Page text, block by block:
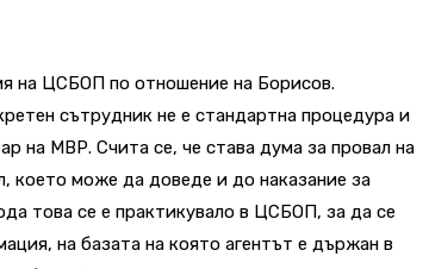
на ЦСБОП по отношение на Борисов.
сътрудник не е стандартна процедура и
на МВР. Счита се, че става дума за провал на
което може да доведе и до наказание за
това се е практикувало в ЦСБОП, за да се
на базата на която агентът е държан в